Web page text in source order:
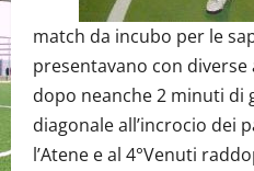
match da incubo per le
presentavano con
dopo neanche 2 minuti di
diagonale all’incrocio dei
l’Atene e al 4°Venuti